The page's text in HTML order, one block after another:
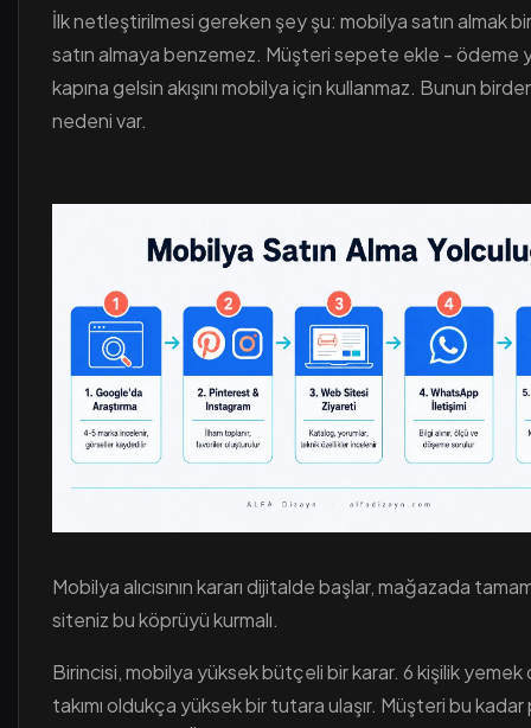
İlk netleştirilmesi gereken şey şu: mobilya satın almak
satın almaya benzemez. Müşteri sepete ekle - ödeme
kapına gelsin akışını mobilya için kullanmaz. Bunun
nedeni var.
Mobilya alıcısının kararı dijitalde başlar, mağazada
siteniz bu köprüyü kurmalı.
Birincisi, mobilya yüksek bütçeli bir karar. 6 kişilik yemek
takımı oldukça yüksek bir tutara ulaşır. Müşteri bu kadar